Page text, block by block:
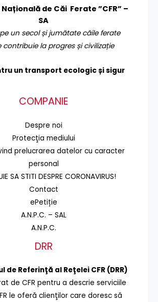
de Căi Ferate ”CFR” –
SA
un secol și jumătate căile ferate
contribuie la progres și civilizație
un transport ecologic și sigur
COMPANIE
Despre noi
Protecţia mediului
prelucrarea datelor cu caracter
personal
SA STITI DESPRE CORONAVIRUS!
Contact
ePetiție
A.N.P.C. – SAL
A.N.P.C.
DRR
de Referinţă al Reţelei CFR (DRR)
de CFR pentru a descrie serviciile
le oferă clienţilor care doresc să